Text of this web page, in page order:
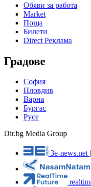
Обяви за работа
Market
Поща
Билети
Direct Реклама
Градове
София
Пловдив
Варна
Бургас
Русе
Dir.bg Media Group
3e-news.net